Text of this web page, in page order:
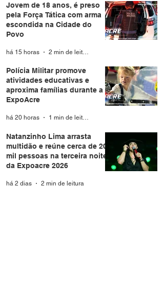
Jovem de 18 anos, é preso
pela Força Tática com arma
escondida na Cidade do
Povo
há 15 horas 2 min de leitura
Polícia Militar promove
atividades educativas e
aproxima famílias durante a
ExpoAcre
há 20 horas 1 min de leitura
Natanzinho Lima arrasta
multidão e reúne cerca de 20
mil pessoas na terceira noite
da Expoacre 2026
há 2 dias 2 min de leitura